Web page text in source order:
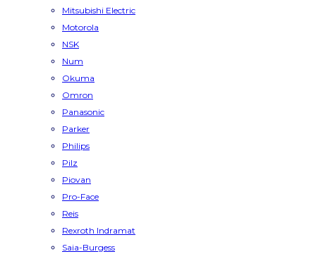
Mitsubishi Electric
Motorola
NSK
Num
Okuma
Omron
Panasonic
Parker
Philips
Pilz
Piovan
Pro-Face
Reis
Rexroth Indramat
Saia-Burgess